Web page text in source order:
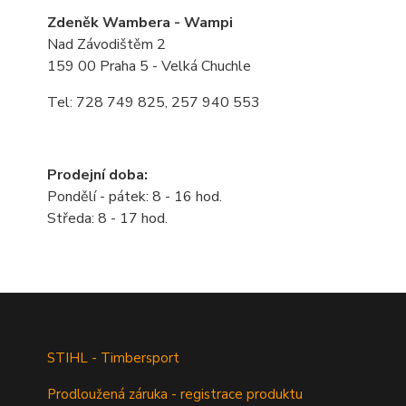
Zdeněk Wambera - Wampi
Nad Závodištěm 2
159 00 Praha 5 - Velká Chuchle
Tel: 728 749 825, 257 940 553
Prodejní doba:
Pondělí - pátek: 8 - 16 hod.
Středa: 8 - 17 hod.
STIHL - Timbersport
Prodloužená záruka - registrace produktu